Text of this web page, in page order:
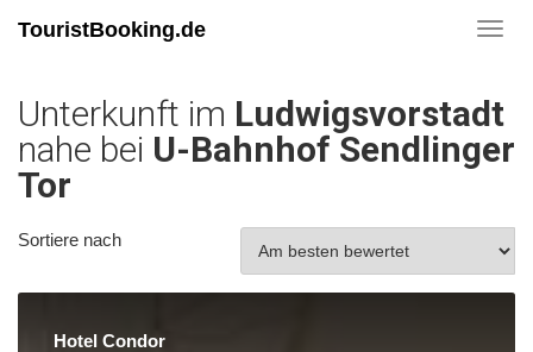
TouristBooking.de
Unterkunft im Ludwigsvorstadt
nahe bei U-Bahnhof Sendlinger
Tor
Sortiere nach
Hotel Condor